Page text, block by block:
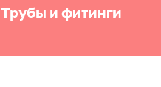
Трубы и фитинги